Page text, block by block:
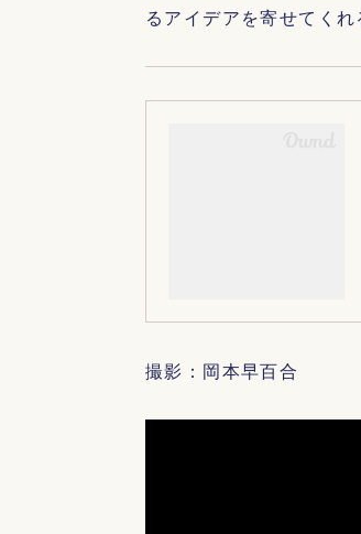
るアイデアを寄せてく
撮影：岡本早百合